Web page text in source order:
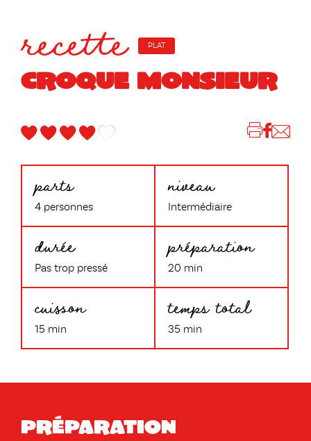
recette PLAT
CROQUE MONSIEUR
parts
4 personnes
niveau
Intermédiaire
durée
Pas trop pressé
préparation
20 min
cuisson
15 min
temps total
35 min
Préparation